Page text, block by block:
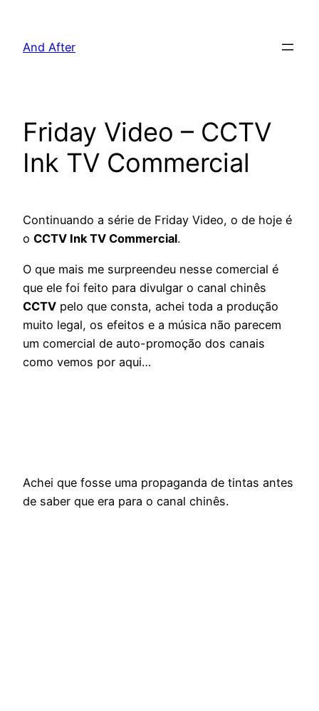
And After
Friday Video – CCTV
Ink TV Commercial
Continuando a série de Friday Video, o de hoje é
o CCTV Ink TV Commercial.
O que mais me surpreendeu nesse comercial é
que ele foi feito para divulgar o canal chinês
CCTV pelo que consta, achei toda a produção
muito legal, os efeitos e a música não parecem
um comercial de auto-promoção dos canais
como vemos por aqui…
Achei que fosse uma propaganda de tintas antes
de saber que era para o canal chinês.